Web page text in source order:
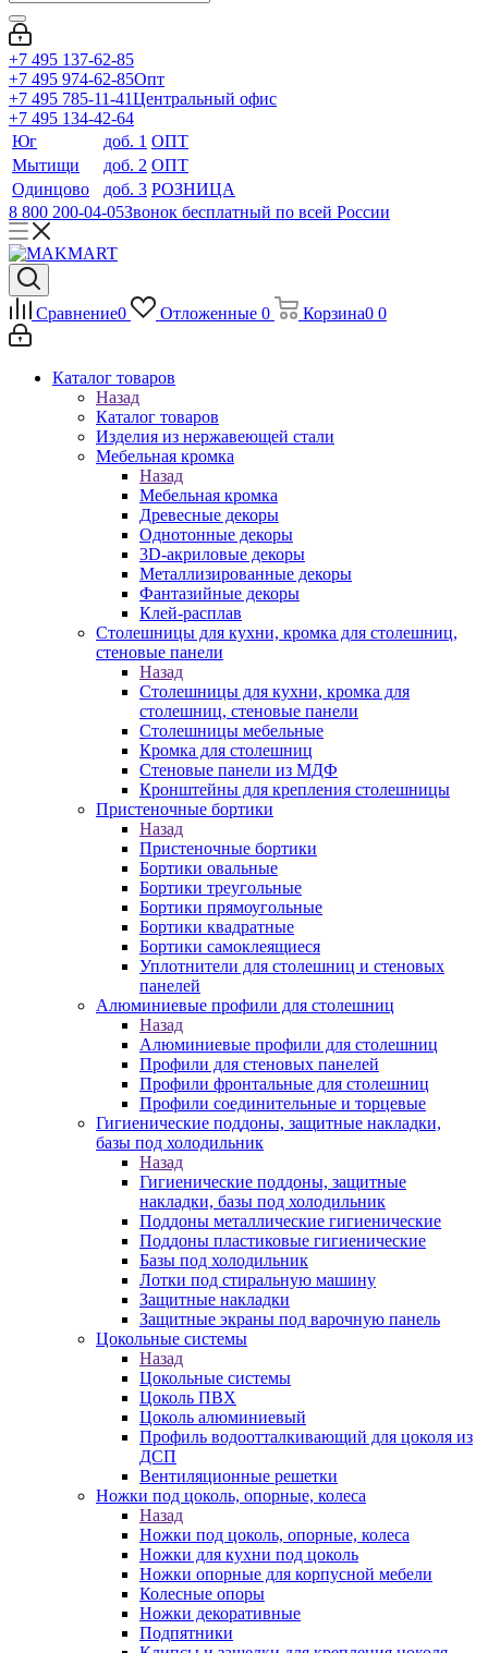
+7 495 137-62-85
+7 495 974-62-85Опт
+7 495 785-11-41Центральный офис
+7 495 134-42-64
Юг
доб. 1 ОПТ
Мытищи
доб. 2 ОПТ
Одинцово
доб. 3 РОЗНИЦА
8 800 200-04-05Звонок бесплатный по всей России
Сравнение0 Отложенные 0 Корзина0 0
Каталог товаров
Назад
Каталог товаров
Изделия из нержавеющей стали
Мебельная кромка
Назад
Мебельная кромка
Древесные декоры
Однотонные декоры
3D-акриловые декоры
Металлизированные декоры
Фантазийные декоры
Клей-расплав
Столешницы для кухни, кромка для столешниц,
стеновые панели
Назад
Столешницы для кухни, кромка для
столешниц, стеновые панели
Столешницы мебельные
Кромка для столешниц
Стеновые панели из МДФ
Кронштейны для крепления столешницы
Пристеночные бортики
Назад
Пристеночные бортики
Бортики овальные
Бортики треугольные
Бортики прямоугольные
Бортики квадратные
Бортики самоклеящиеся
Уплотнители для столешниц и стеновых
панелей
Алюминиевые профили для столешниц
Назад
Алюминиевые профили для столешниц
Профили для стеновых панелей
Профили фронтальные для столешниц
Профили соединительные и торцевые
Гигиенические поддоны, защитные накладки,
базы под холодильник
Назад
Гигиенические поддоны, защитные
накладки, базы под холодильник
Поддоны металлические гигиенические
Поддоны пластиковые гигиенические
Базы под холодильник
Лотки под стиральную машину
Защитные накладки
Защитные экраны под варочную панель
Цокольные системы
Назад
Цокольные системы
Цоколь ПВХ
Цоколь алюминиевый
Профиль водоотталкивающий для цоколя из
ДСП
Вентиляционные решетки
Ножки под цоколь, опорные, колеса
Назад
Ножки под цоколь, опорные, колеса
Ножки для кухни под цоколь
Ножки опорные для корпусной мебели
Колесные опоры
Ножки декоративные
Подпятники